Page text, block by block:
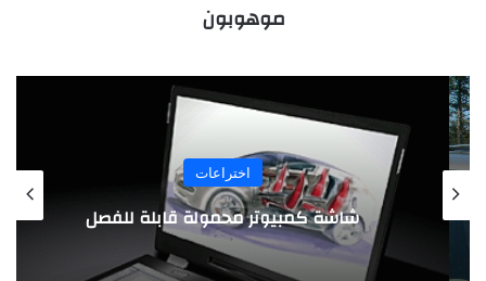
موهوبون
اختراعات
شاشة كمبيوتر محمولة قابلة للفصل